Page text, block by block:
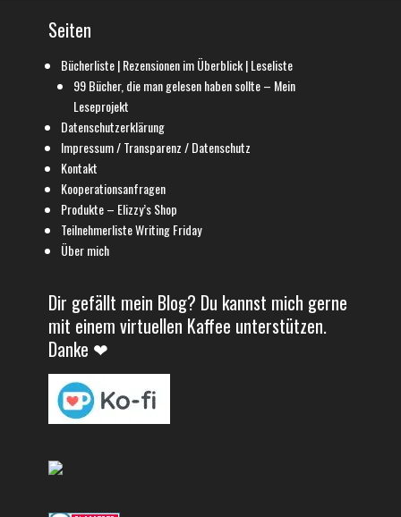
Seiten
Bücherliste | Rezensionen im Überblick | Leseliste
99 Bücher, die man gelesen haben sollte – Mein
Leseprojekt
Datenschutzerklärung
Impressum / Transparenz / Datenschutz
Kontakt
Kooperationsanfragen
Produkte – Elizzy’s Shop
Teilnehmerliste Writing Friday
Über mich
Dir gefällt mein Blog? Du kannst mich gerne
mit einem virtuellen Kaffee unterstützen.
Danke ❤